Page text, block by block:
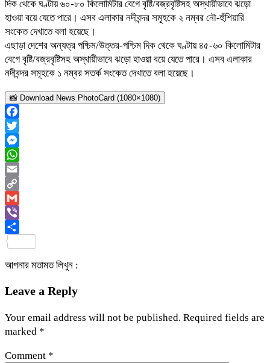
দিক থেকে ঘণ্টায় ৬০-৮০ কিলোমিটার বেগে বৃষ্টি/বজ্রবৃষ্টিসহ অস্থায়ীভাবে ঝড়ো
হাওয়া বয়ে যেতে পারে। এসব এলাকার নদীবন্দর সমূহকে ২ নম্বর নৌ-হুঁশিয়ারি
সংকেত দেখাতে বলা হয়েছে।
এছাড়া দেশের অন্যত্র পশ্চিম/উত্তর-পশ্চিম দিক থেকে ঘণ্টায় ৪৫-৬০ কিলোমিটার
বেগে বৃষ্টি/বজ্রবৃষ্টিসহ অস্থায়ীভাবে ঝড়ো হাওয়া বয়ে যেতে পারে। এসব এলাকার
নদীবন্দর সমূহকে ১ নম্বর সতর্ক সংকেত দেখাতে বলা হয়েছে।
📸 Download News PhotoCard (1080×1080)
Facebook
Twitter
Messenger
WhatsApp
Email
Copy
Link
Gmail
Viber
আপনার মতামত লিখুন :
Leave a Reply
Your email address will not be published. Required fields are
marked *
Comment *